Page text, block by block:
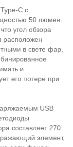
C с
50 люмен.
угол обзора
расположен
в свете фар,
и
его потере при
USB
составляет 270
элемент,